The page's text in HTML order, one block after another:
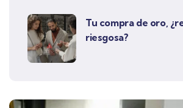
Tu compra de oro,
riesgosa?